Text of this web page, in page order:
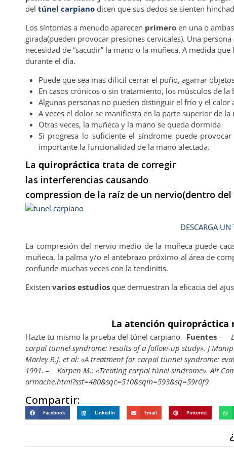
del túnel carpiano dicen que sus dedos se sienten
Los síntomas a menudo aparecen primero en una o
girada(pueden provocar presiones cervicales). Una
necesidad de “sacudir” la mano o la muñeca. A medida
durante el día.
Puede que sea mas dificil cerrar el puño, agarrar
En casos crónicos o sin tratamiento, los músculos de
Algunas personas no pueden distinguir el frío y el calor
A veces el dolor se manifiesta en la parte superior de la
Otras veces, la muñeca y la mano se queda dormida
Si progresa lo suficiente el síndrome puede provocar
importante la funcionalidad de la mano afectada.
La quiropráctica trata de corregir
las interferencias causando
compression de la raíz de un nervio(dentro
DESCARGA UN
La compresión del nervio medio de la muñeca puede
muñeca, la palma y/o el antebrazo próximo al área de
confunde muchas veces con la tendinitis.
Existen varios estudios que demuestran la eficacia del
La atención
Hazte tu mismo la prueba del túnel carpiano Fuentes –
carpal tunnel syndrome: results of a follow-up study». J
Marley R.J. et al: «A treatment for carpal tunnel syndrome:
1991. – Karpen M.: «Treating carpal túnel síndrome». Alt
armache.html?sst=480&sqc=510&sqm=593&sq=59r0f9
Compartir:
Facebook LinkedIn Email Pinterest